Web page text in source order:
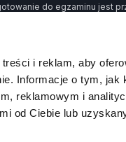
i reklam, aby
Informacje o tym,
reklamowym i
od Ciebie lub
do egzaminu jest